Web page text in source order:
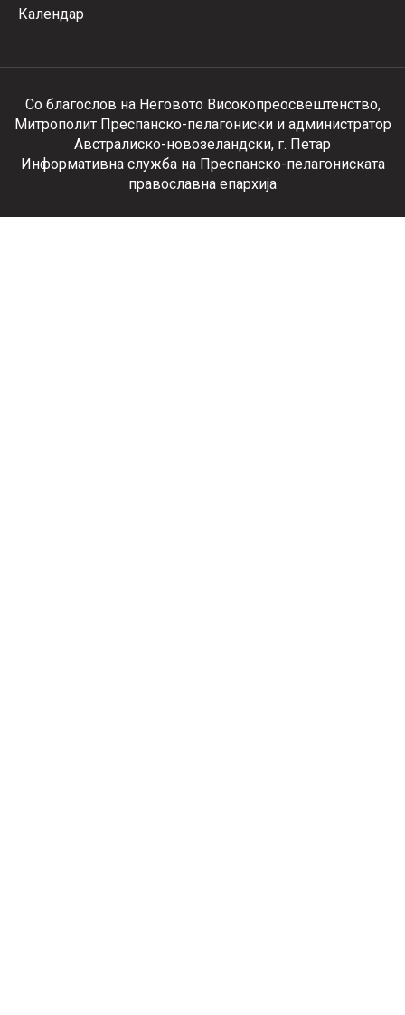
Календар
Со благослов на Неговото Високопреосвештенство,
Митрополит Преспанско-пелагониски и администратор
Австралиско-новозеландски, г. Петар
Информативна служба на Преспанско-пелагониската
православна епархија